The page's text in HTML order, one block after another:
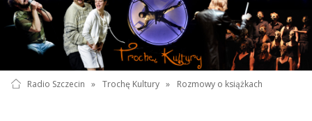
Radio Szczecin » Trochę Kultury » Rozmowy o książkach